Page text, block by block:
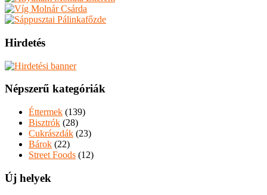
Hirdetés
Népszerű kategóriák
Éttermek (139)
Bisztrók (28)
Cukrászdák (23)
Bárok (22)
Street Foods (12)
Új helyek